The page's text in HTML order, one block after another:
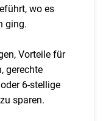
wo es
ging.
Vorteile für
gerechte
6-stellige
sparen.